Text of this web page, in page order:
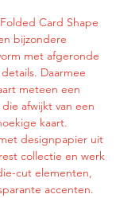
Card Shape
bijzondere
met afgeronde
Daarmee
meteen een
afwijkt van een
kaart.
designpapier uit
collectie en werk
cut elementen,
accenten.